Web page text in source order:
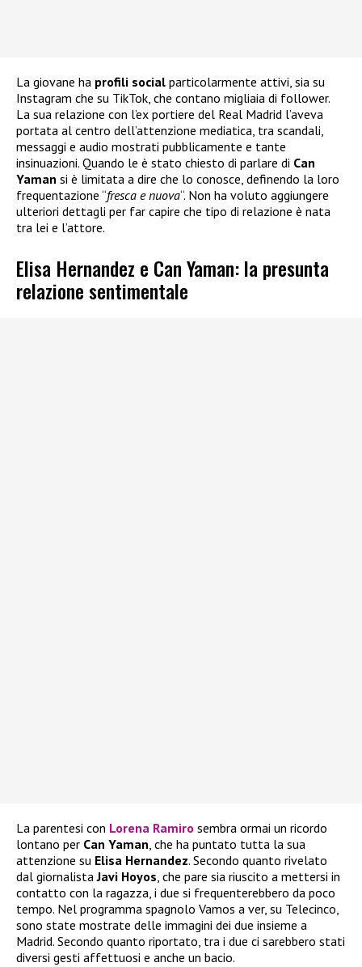
La giovane ha profili social particolarmente attivi, sia su
Instagram che su TikTok, che contano migliaia di follower.
La sua relazione con l’ex portiere del Real Madrid l’aveva
portata al centro dell’attenzione mediatica, tra scandali,
messaggi e audio mostrati pubblicamente e tante
insinuazioni. Quando le è stato chiesto di parlare di Can
Yaman si è limitata a dire che lo conosce, definendo la loro
frequentazione “fresca e nuova“. Non ha voluto aggiungere
ulteriori dettagli per far capire che tipo di relazione è nata
tra lei e l’attore.
Elisa Hernandez e Can Yaman: la presunta
relazione sentimentale
La parentesi con Lorena Ramiro sembra ormai un ricordo
lontano per Can Yaman, che ha puntato tutta la sua
attenzione su Elisa Hernandez. Secondo quanto rivelato
dal giornalistaJavi Hoyos, che pare sia riuscito a mettersi in
contatto con la ragazza, i due si frequenterebbero da poco
tempo. Nel programma spagnolo Vamos a ver, su Telecinco,
sono state mostrate delle immagini dei due insieme a
Madrid. Secondo quanto riportato, tra i due ci sarebbero stati
diversi gesti affettuosi e anche un bacio.